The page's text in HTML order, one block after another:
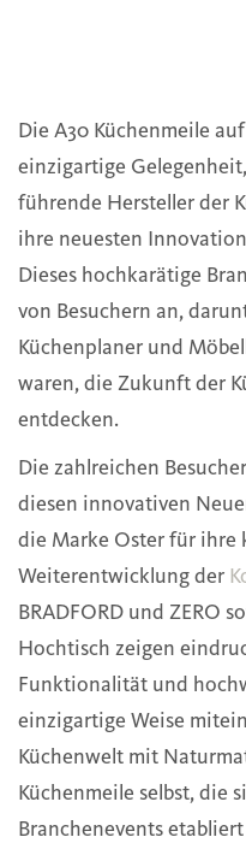
Die A30 Küchenmeile
einzigartige
führende Hersteller der
ihre neuesten
Dieses hochkarätige
von Besuchern an,
Küchenplaner und
waren, die Zukunft der
entdecken.
Die zahlreichen
diesen innovativen
die Marke Oster für
Weiterentwicklung der
BRADFORD und ZERO
Hochtisch zeigen
Funktionalität und
einzigartige Weise
Küchenwelt mit
Küchenmeile selbst, die
Branchenevents